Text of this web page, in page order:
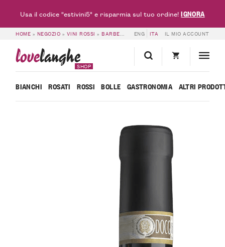
HOME » NEGOZIO » VINI ROSSI »BARBERA DOC & DOCG »6 BOTTIGLIE DI
ENG ITA IL MIO ACCOUNT
lovelanghe
SHOP
BIANCHI ROSATI ROSSI BOLLE GASTRONOMIA ALTRI
Usa il codice "estivini5" e risparmia sul tuo ordine!IGNORA